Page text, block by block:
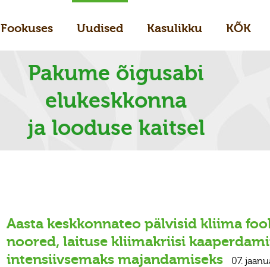
Fookuses Uudised Kasulikku KÕK
Pakume õigusabi
elukeskkonna
ja looduse kaitsel
Aasta keskkonnateo pälvisid kliima
noored, laituse kliimakriisi
intensiivsemaks majandamiseks
07.